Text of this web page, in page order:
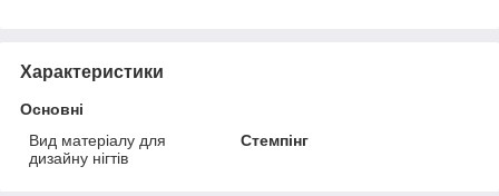
Характеристики
Основні
Вид матеріалу для
дизайну нігтів
Стемпінг